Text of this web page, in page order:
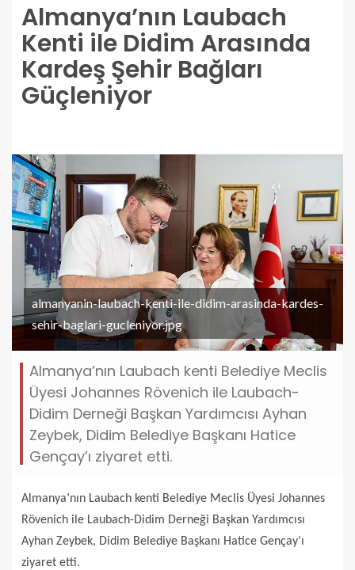
Almanya’nın Laubach
Kenti ile Didim Arasında
Kardeş Şehir Bağları
Güçleniyor
almanyanin-laubach-kenti-ile-didim-arasinda-kardes-
sehir-baglari-gucleniyor.jpg
Almanya’nın Laubach kenti Belediye Meclis
Üyesi Johannes Rövenich ile Laubach-
Didim Derneği Başkan Yardımcısı Ayhan
Zeybek, Didim Belediye Başkanı Hatice
Gençay’ı ziyaret etti.
Almanya’nın Laubach kenti Belediye Meclis Üyesi Johannes
Rövenich ile Laubach-Didim Derneği Başkan Yardımcısı
Ayhan Zeybek, Didim Belediye Başkanı Hatice Gençay’ı
ziyaret etti.